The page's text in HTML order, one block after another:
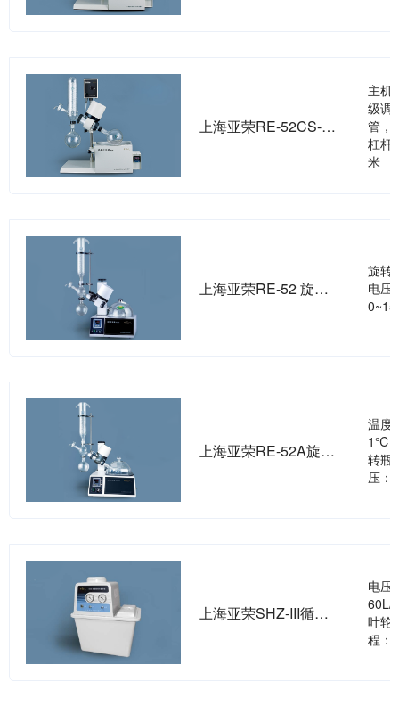
上海亚荣RE-52CS-1旋转蒸发器
主机
级调
管，
杠杆
米
上海亚荣RE-52 旋转蒸发器
旋转
电压
上海亚荣RE-52A旋转蒸发器
温度
1℃
转瓶
压：
上海亚荣SHZ-III循环水真空泵
电压
60L/
叶轮
程：